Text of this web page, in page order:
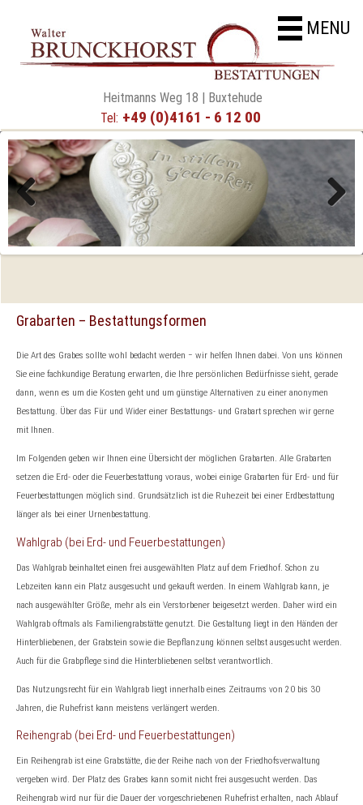
MENU
Heitmanns Weg 18 | Buxtehude
Tel: +49 (0)4161 - 6 12 00
Previous
Grabarten – Bestattungsformen
Die Art des Grabes sollte wohl bedacht werden ‒ wir helfen Ihnen dabei. Von uns können
Sie eine fachkundige Beratung erwarten, die Ihre persönlichen Bedürfnisse sieht, gerade
dann, wenn es um die Kosten geht und um günstige Alternativen zu einer anonymen
Bestattung. Über das Für und Wider einer Bestattungs- und Grabart sprechen wir gerne
mit Ihnen.
Im Folgenden geben wir Ihnen eine Übersicht der möglichen Grabarten. Alle Grabarten
setzen die Erd- oder die Feuerbestattung voraus, wobei einige Grabarten für Erd- und für
Feuerbestattungen möglich sind. Grundsätzlich ist die Ruhezeit bei einer Erdbestattung
länger als bei einer Urnenbestattung.
Wahlgrab (bei Erd- und Feuerbestattungen)
Das Wahlgrab beinhaltet einen frei ausgewählten Platz auf dem Friedhof. Schon zu
Lebzeiten kann ein Platz ausgesucht und gekauft werden. In einem Wahlgrab kann, je
nach ausgewählter Größe, mehr als ein Verstorbener beigesetzt werden. Daher wird ein
Wahlgrab oftmals als Familiengrabstätte genutzt. Die Gestaltung liegt in den Händen der
Hinterbliebenen, der Grabstein sowie die Bepflanzung können selbst ausgesucht werden.
Auch für die Grabpflege sind die Hinterbliebenen selbst verantwortlich.
Das Nutzungsrecht für ein Wahlgrab liegt innerhalb eines Zeitraums von 20 bis 30
Jahren, die Ruhefrist kann meistens verlängert werden.
Reihengrab (bei Erd- und Feuerbestattungen)
Ein Reihengrab ist eine Grabstätte, die der Reihe nach von der Friedhofsverwaltung
vergeben wird. Der Platz des Grabes kann somit nicht frei ausgesucht werden. Das
Reihengrab wird nur für die Dauer der vorgeschriebenen Ruhefrist erhalten, nach Ablauf